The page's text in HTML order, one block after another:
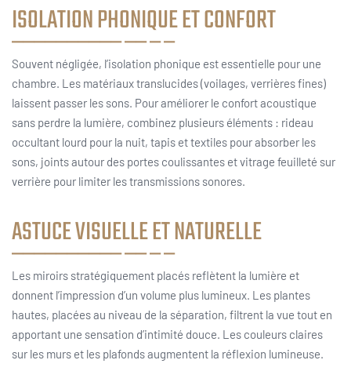
ISOLATION PHONIQUE ET CONFORT
Souvent négligée, l’isolation phonique est essentielle pour une
chambre. Les matériaux translucides (voilages, verrières fines)
laissent passer les sons. Pour améliorer le confort acoustique
sans perdre la lumière, combinez plusieurs éléments : rideau
occultant lourd pour la nuit, tapis et textiles pour absorber les
sons, joints autour des portes coulissantes et vitrage feuilleté sur
verrière pour limiter les transmissions sonores.
ASTUCE VISUELLE ET NATURELLE
Les miroirs stratégiquement placés reflètent la lumière et
donnent l’impression d’un volume plus lumineux. Les plantes
hautes, placées au niveau de la séparation, filtrent la vue tout en
apportant une sensation d’intimité douce. Les couleurs claires
sur les murs et les plafonds augmentent la réflexion lumineuse.